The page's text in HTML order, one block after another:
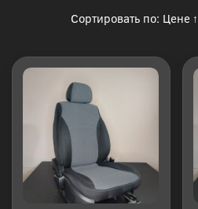
Сортировать по: Цене ↑